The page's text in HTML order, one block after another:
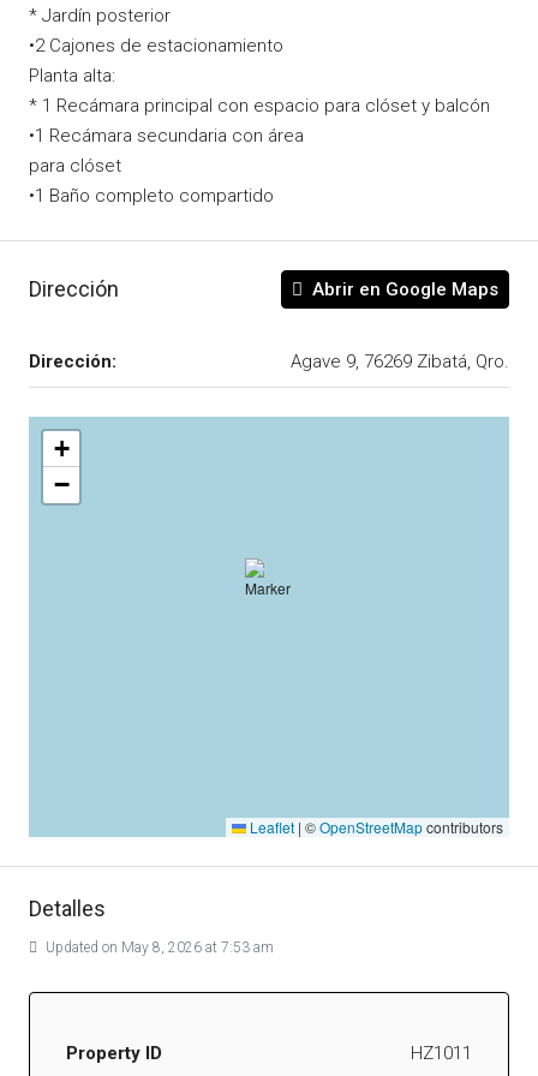
* Jardín posterior
•2 Cajones de estacionamiento
Planta alta:
* 1 Recámara principal con espacio para clóset y balcón
•1 Recámara secundaria con área
para clóset
•1 Baño completo compartido
Dirección Abrir en Google Maps
Dirección: Agave 9, 76269 Zibatá, Qro.
+
−
Leaflet | ©OpenStreetMapcontributors
Detalles
Updated on May 8, 2026 at 7:53 am
Property ID HZ1011